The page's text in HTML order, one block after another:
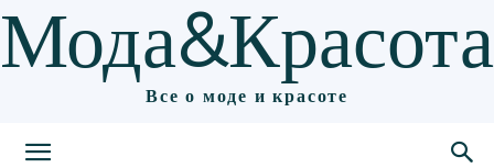
Мода&Красота
Все о моде и красоте